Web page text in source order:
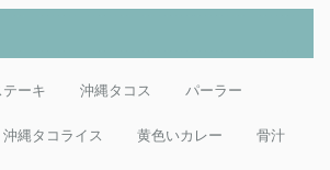
ーキ 沖縄タコス パーラー
沖縄タコライス 黄色いカレー 骨汁